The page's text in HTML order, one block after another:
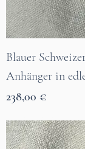
Blauer
Anhänger in
Preis
238,00 €